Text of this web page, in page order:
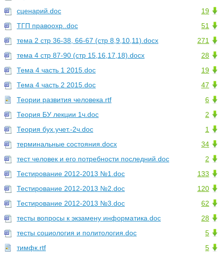
19
сценарий.doc
51
ТГП правоохр..doc
271
тема 2 стр 36-38, 66-67 (стр 8,9,10,11).docx
28
тема 4 стр 87-90 (стр 15,16,17,18).docx
19
Тема 4 часть 1 2015.doc
47
Тема 4 часть 2 2015.doc
6
Теории развития человека.rtf
2
Теория БУ лекции 1ч.doc
1
Теория бух.учет.-2ч.doc
34
терминальные состояния.docx
2
тест человек и его потребности последний.doc
133
Тестирование 2012-2013 №1.doc
120
Тестирование 2012-2013 №2.doc
62
Тестирование 2012-2013 №3.doc
28
тесты вопросы к экзамену информатика.doc
5
тесты социология и политология.doc
5
тимфк.rtf